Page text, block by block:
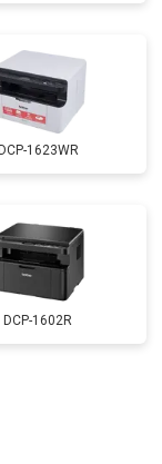
DCP-1623WR
DCP-1602R